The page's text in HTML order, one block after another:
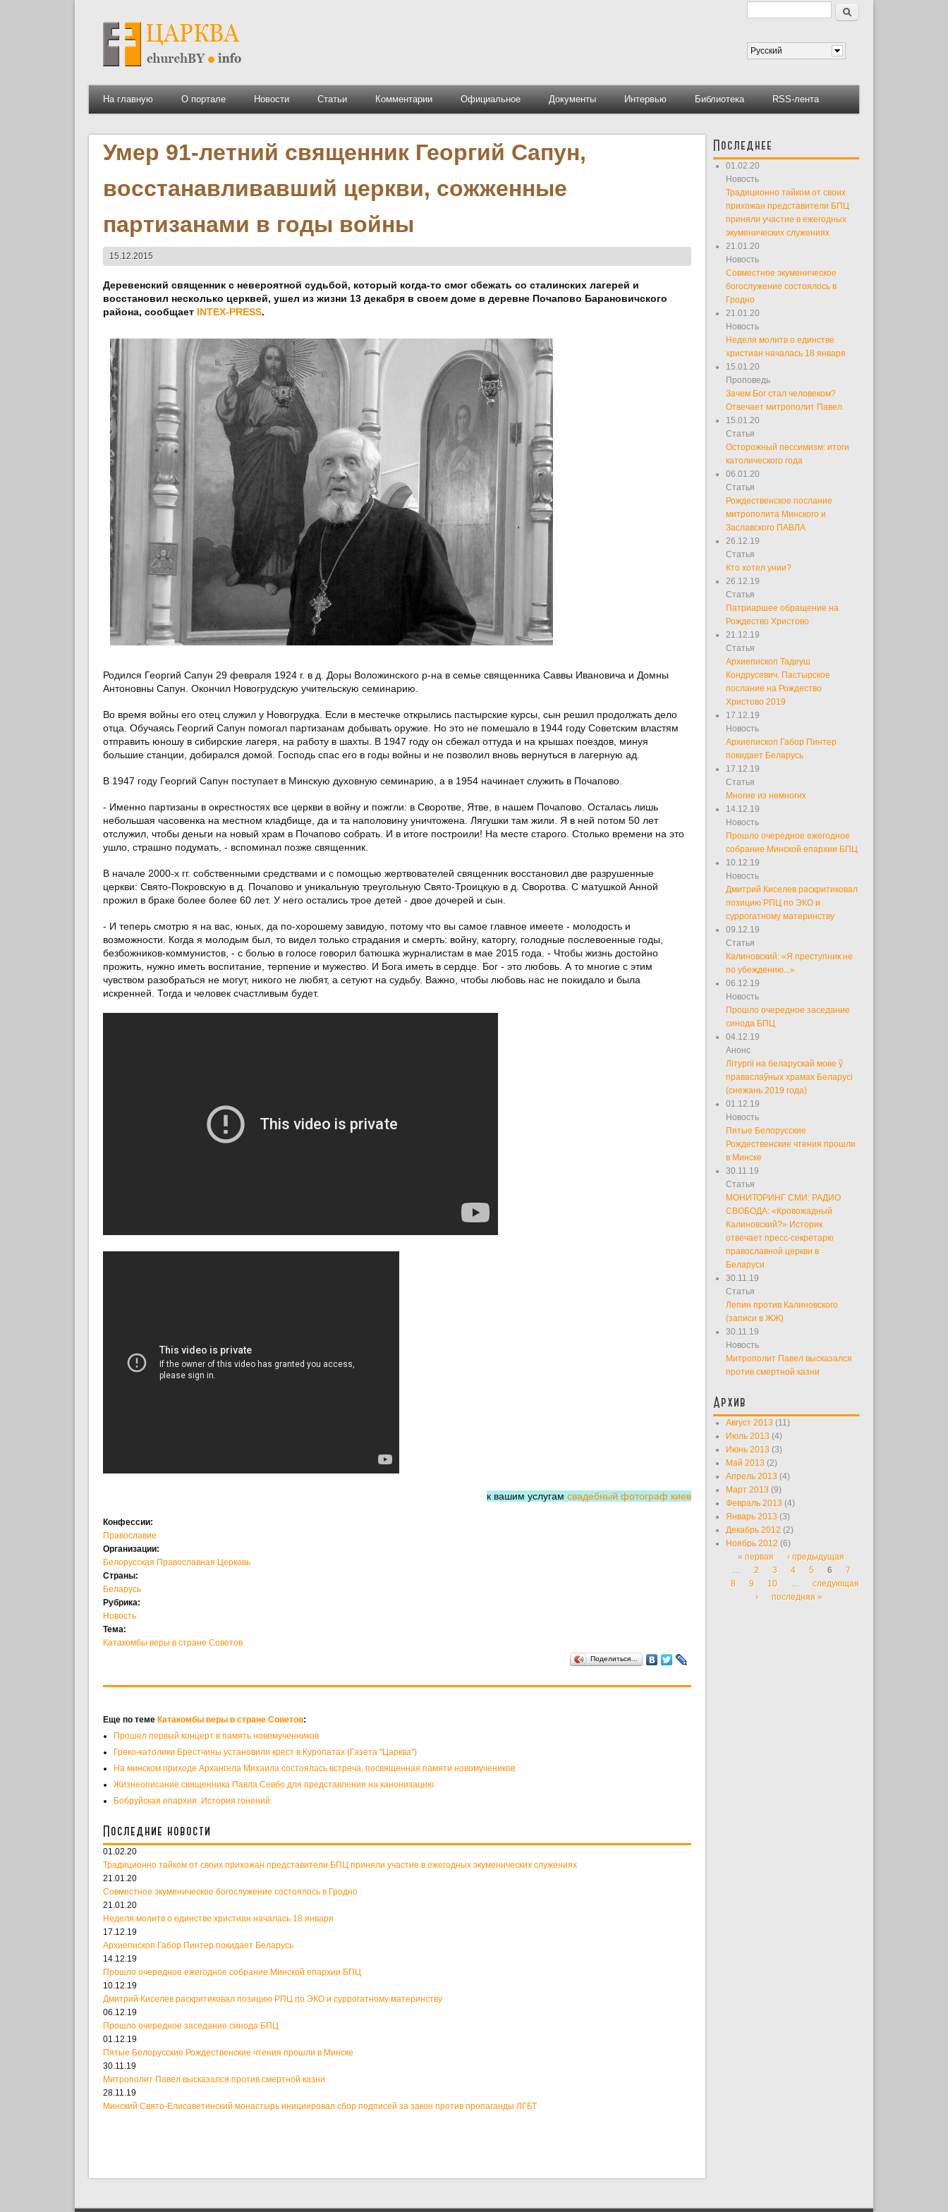
Форма поиска
Поиск
Русский
На главную О портале Новости Статьи Комментарии Официальное Документы Интервью Библиотека RSS-лента
Умер 91-летний священник Георгий Сапун,
восстанавливавший церкви, сожженные
партизанами в годы войны
15.12.2015
Деревенский священник с невероятной судьбой, который когда-то смог сбежать со сталинских лагерей и
восстановил несколько церквей, ушел из жизни 13 декабря в своем доме в деревне Почапово Барановичского
района, сообщает INTEX-PRESS.
Родился Георгий Сапун 29 февраля 1924 г. в д. Доры Воложинского р-на в семье священника Саввы Ивановича и Домны
Антоновны Сапун. Окончил Новогрудскую учительскую семинарию.
Во время войны его отец служил у Новогрудка. Если в местечке открылись пастырские курсы, сын решил продолжать дело
отца. Обучаясь Георгий Сапун помогал партизанам добывать оружие. Но это не помешало в 1944 году Советским властям
отправить юношу в сибирские лагеря, на работу в шахты. В 1947 году он сбежал оттуда и на крышах поездов, минуя
большие станции, добирался домой. Господь спас его в годы войны и не позволил вновь вернуться в лагерную ад.
В 1947 году Георгий Сапун поступает в Минскую духовную семинарию, а в 1954 начинает служить в Почапово.
- Именно партизаны в окрестностях все церкви в войну и пожгли: в Своротве, Ятве, в нашем Почапово. Осталась лишь
небольшая часовенка на местном кладбище, да и та наполовину уничтожена. Лягушки там жили. Я в ней потом 50 лет
отслужил, чтобы деньги на новый храм в Почапово собрать. И в итоге построили! На месте старого. Столько времени на это
ушло, страшно подумать, - вспоминал позже священник.
В начале 2000-х гг. собственными средствами и с помощью жертвователей священник восстановил две разрушенные
церкви: Свято-Покровскую в д. Почапово и уникальную треугольную Свято-Троицкую в д. Своротва. С матушкой Анной
прожил в браке более более 60 лет. У него остались трое детей - двое дочерей и сын.
- И теперь смотрю я на вас, юных, да по-хорошему завидую, потому что вы самое главное имеете - молодость и
возможности. Когда я молодым был, то видел только страдания и смерть: войну, каторгу, голодные послевоенные годы,
безбожников-коммунистов, - с болью в голосе говорил батюшка журналистам в мае 2015 года. - Чтобы жизнь достойно
прожить, нужно иметь воспитание, терпение и мужество. И Бога иметь в сердце. Бог - это любовь. А то многие с этим
чувством разобраться не могут, никого не любят, а сетуют на судьбу. Важно, чтобы любовь нас не покидало и была
искренней. Тогда и человек счастливым будет.
к вашим услугам свадебный фотограф киев
Конфессии:
Православие
Организации:
Белорусская Православная Церковь
Страны:
Беларусь
Рубрика:
Новость
Тема:
Катакомбы веры в стране Советов
Поделиться…
Еще по теме Катакомбы веры в стране Советов:
Прошел первый концерт в память новомученников
Греко-католики Брестчины установили крест в Куропатах (Газета "Царква")
На минском приходе Архангела Михаила состоялась встреча, посвященная памяти новомучеников
Жизнеописание священника Павла Севбо для представления на канонизацию
Бобруйская епархия: История гонений
Последние новости
01.02.20
Традиционно тайком от своих прихожан представители БПЦ приняли участие в ежегодных экуменических служениях
21.01.20
Совместное экуменическое богослужение состоялось в Гродно
21.01.20
Неделя молитв о единстве христиан началась 18 января
17.12.19
Архиепископ Габор Пинтер покидает Беларусь
14.12.19
Прошло очередное ежегодное собрание Минской епархии БПЦ
10.12.19
Дмитрий Киселев раскритиковал позицию РПЦ по ЭКО и суррогатному материнству
06.12.19
Прошло очередное заседание синода БПЦ
01.12.19
Пятые Белорусские Рождественские чтения прошли в Минске
30.11.19
Митрополит Павел высказался против смертной казни
28.11.19
Минский Свято-Елисаветинский монастырь инициировал сбор подписей за закон против пропаганды ЛГБТ
Последнее
01.02.20
Новость
Традиционно тайком от своих
прихожан представители БПЦ
приняли участие в ежегодных
экуменических служениях
21.01.20
Новость
Совместное экуменическое
богослужение состоялось в
Гродно
21.01.20
Новость
Неделя молитв о единстве
христиан началась 18 января
15.01.20
Проповедь
Зачем Бог стал человеком?
Отвечает митрополит Павел.
15.01.20
Статья
Осторожный пессимизм: итоги
католического года
06.01.20
Статья
Рождественское послание
митрополита Минского и
Заславского ПАВЛА
26.12.19
Статья
Кто хотел унии?
26.12.19
Статья
Патриаршее обращение на
Рождество Христово
21.12.19
Статья
Архиепископ Тадеуш
Кондрусевич. Пастырское
послание на Рождество
Христово 2019
17.12.19
Новость
Архиепископ Габор Пинтер
покидает Беларусь
17.12.19
Статья
Многие из немногих
14.12.19
Новость
Прошло очередное ежегодное
собрание Минской епархии БПЦ
10.12.19
Новость
Дмитрий Киселев раскритиковал
позицию РПЦ по ЭКО и
суррогатному материнству
09.12.19
Статья
Калиновский: «Я преступник не
по убеждению...»
06.12.19
Новость
Прошло очередное заседание
синода БПЦ
04.12.19
Анонс
Літургіі на беларускай мове ў
праваслаўных храмах Беларусі
(снежань 2019 года)
01.12.19
Новость
Пятые Белорусские
Рождественские чтения прошли
в Минске
30.11.19
Статья
МОНИТОРИНГ СМИ: РАДИО
СВОБОДА: «Кровожадный
Калиновский?» Историк
отвечает пресс-секретарю
православной церкви в
Беларуси
30.11.19
Статья
Лепин против Калиновского
(записи в ЖЖ)
30.11.19
Новость
Митрополит Павел высказался
против смертной казни
Архив
Август 2013 (11)
Июль 2013 (4)
Июнь 2013 (3)
Май 2013 (2)
Апрель 2013 (4)
Март 2013 (9)
Февраль 2013 (4)
Январь 2013 (3)
Декабрь 2012 (2)
Ноябрь 2012 (6)
Страницы
« первая
‹ предыдущая
…
2 3 4 5 6
7
8
9 10 …
следующая
›
последняя »